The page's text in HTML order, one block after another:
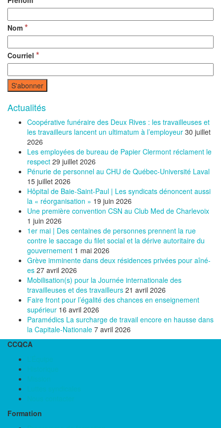
Nom *
Courriel *
Actualités
Coopérative funéraire des Deux Rives : les travailleuses et
les travailleurs lancent un ultimatum à l’employeur 30 juillet
2026
Les employées de bureau de Papier Clermont réclament le
respect 29 juillet 2026
Pénurie de personnel au CHU de Québec-Université Laval
15 juillet 2026
Hôpital de Baie-Saint-Paul | Les syndicats dénoncent aussi
la « réorganisation » 19 juin 2026
Une première convention CSN au Club Med de Charlevoix
1 juin 2026
1er mai | Des centaines de personnes prennent la rue
contre le saccage du filet social et la dérive autoritaire du
gouvernement 1 mai 2026
Grève imminente dans deux résidences privées pour aîné-
es 27 avril 2026
Mobilisation(s) pour la Journée internationale des
travailleuses et des travailleurs 21 avril 2026
Faire front pour l’égalité des chances en enseignement
supérieur 16 avril 2026
Paramédics La surcharge de travail encore en hausse dans
la Capitale-Nationale 7 avril 2026
CCQCA
Formation